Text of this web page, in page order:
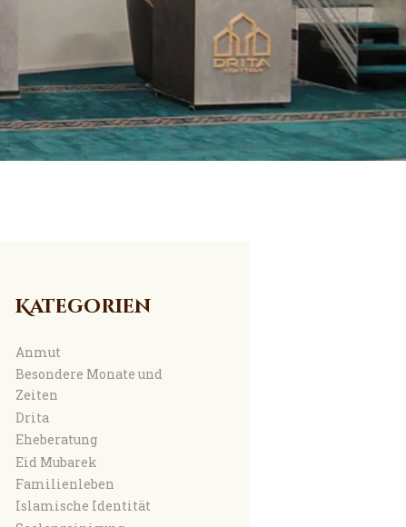
Kategorien
Anmut
Besondere Monate und
Zeiten
Drita
Eheberatung
Eid Mubarek
Familienleben
Islamische Identität